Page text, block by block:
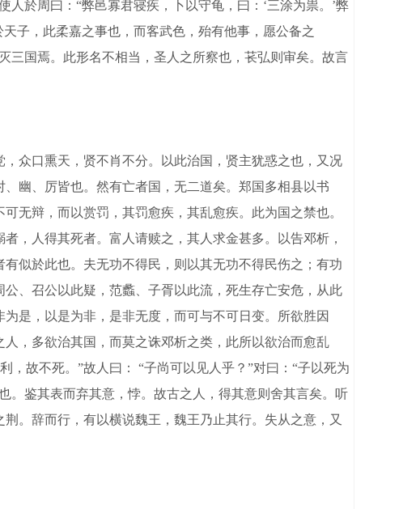
於周曰：“弊邑寡君寝疾，卜以守龟，曰：‘三涂为祟。’弊
子，此柔嘉之事也，而客武色，殆有他事，愿公备之
三国焉。此形名不相当，圣人之所察也，苌弘则审矣。故言
众口熏天，贤不肖不分。以此治国，贤主犹惑之也，又况
幽、厉皆也。然有亡者国，无二道矣。郑国多相县以书
无辩，而以赏罚，其罚愈疾，其乱愈疾。此为国之禁也。
，人得其死者。富人请赎之，其人求金甚多。以告邓析，
似於此也。夫无功不得民，则以其无功不得民伤之；有功
、召公以此疑，范蠡、子胥以此流，死生存亡安危，从此
是，以是为非，是非无度，而可与不可日变。所欲胜因
，多欲治其国，而莫之诛邓析之类，此所以欲治而愈乱
故不死。”故人曰： “子尚可以见人乎？”对曰：“子以死为
。鉴其表而弃其意，悖。故古之人，得其意则舍其言矣。听
。辞而行，有以横说魏王，魏王乃止其行。失从之意，又